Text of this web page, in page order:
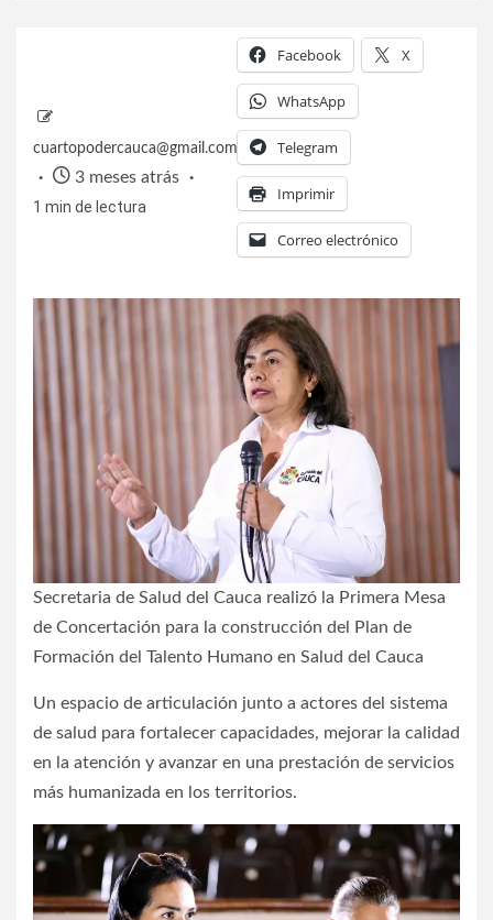
cuartopodercauca@gmail.com
3 meses atrás
1 min de lectura
Facebook X
WhatsApp
Telegram
Imprimir
Correo electrónico
Secretaria de Salud del Cauca realizó la Primera Mesa
de Concertación para la construcción del Plan de
Formación del Talento Humano en Salud del Cauca
Un espacio de articulación junto a actores del sistema
de salud para fortalecer capacidades, mejorar la calidad
en la atención y avanzar en una prestación de servicios
más humanizada en los territorios.